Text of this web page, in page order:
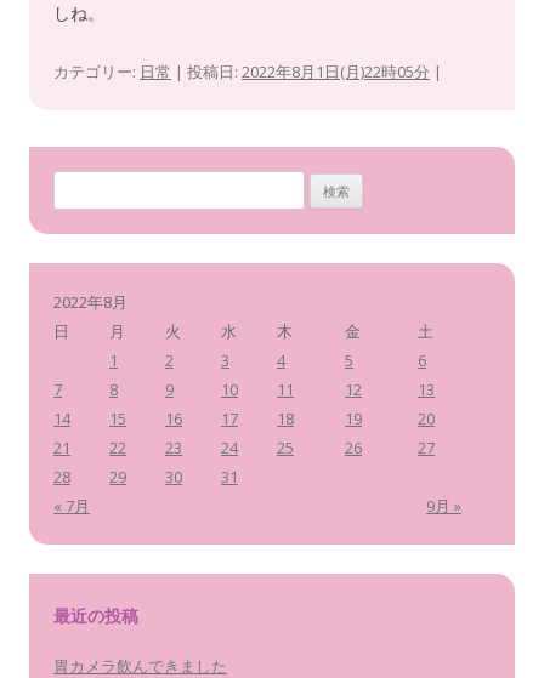
しね。
カテゴリー: 日常 | 投稿日: 2022年8月1日(月)22時05分 |
索
2022年8月
日
月 火 水 木 金 土
« 7月 9月 »
1 2 3 4 5
6
7
8 9 10 11 12
13
14
15 16 17 18 19
20
21
22 23 24 25 26
27
28
29 30 31
最近の投稿
胃カメラ飲んできました